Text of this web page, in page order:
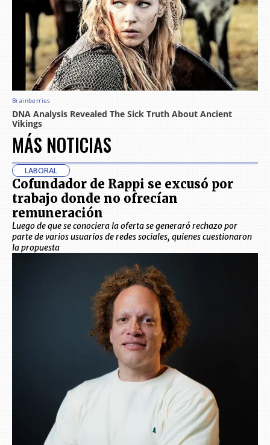
MÁS NOTICIAS
LABORAL
Cofundador de Rappi se excusó por
trabajo donde no ofrecían
remuneración
Luego de que se conociera la oferta se generaró rechazo por
parte de varios usuarios de redes sociales, quienes cuestionaron
la propuesta